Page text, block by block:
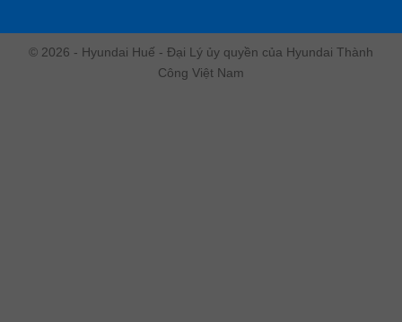
© 2026 - Hyundai Huế - Đại Lý ủy quyền của Hyundai Thành
Công Việt Nam